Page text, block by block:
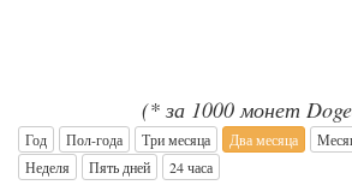
(* за 1000 монет
Год Пол-года Три месяца Два месяца
Неделя
Пять дней 24 часа